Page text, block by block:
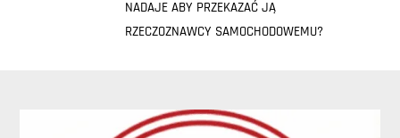
NADAJE ABY PRZEKAZAĆ JĄ
RZECZOZNAWCY SAMOCHODOWEMU?